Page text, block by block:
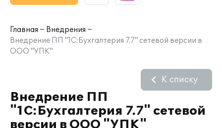
Главная
Внедрения
Внедрение ПП "1С:Бухгалтерия 7.7" сетевой версии в
ООО "УПК"
Внедрение ПП
"1С:Бухгалтерия 7.7" сетевой
версии в ООО "УПК"
К списку